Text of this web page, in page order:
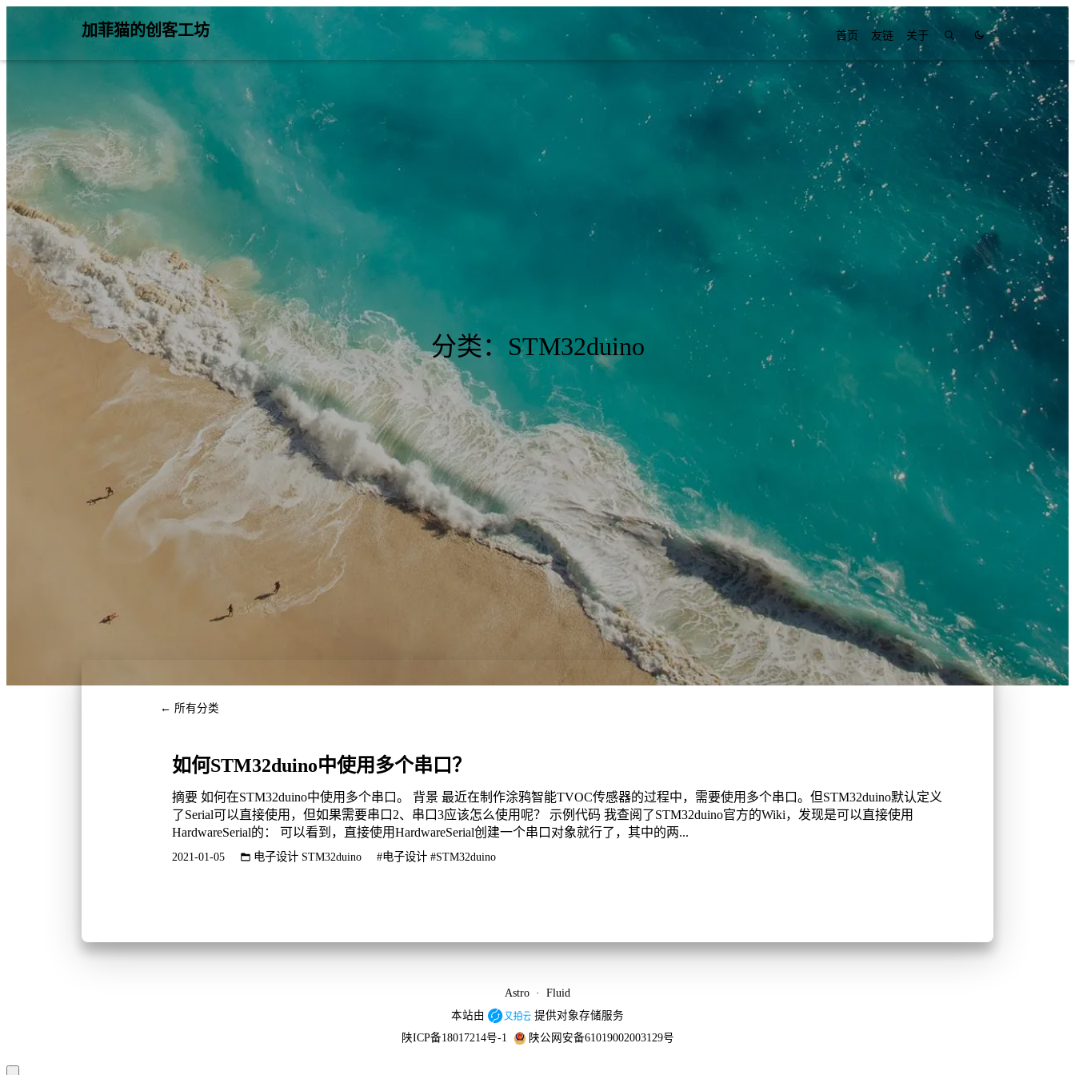
加菲猫的创客工坊 首页 友链 关于
分类：STM32duino
← 所有分类
如何STM32duino中使用多个串口？
摘要 如何在STM32duino中使用多个串口。 背景 最近在制作涂鸦智能TVOC传感器的过程中，需要使用多个串口。但STM32duino默认定义
了Serial可以直接使用，但如果需要串口2、串口3应该怎么使用呢？ 示例代码 我查阅了STM32duino官方的Wiki，发现是可以直接使用
HardwareSerial的： 可以看到，直接使用HardwareSerial创建一个串口对象就行了，其中的两...
2021-01-05 电子设计 STM32duino #电子设计 #STM32duino
Astro · Fluid
本站由
提供对象存储服务
陕ICP备18017214号-1
陕公网安备61019002003129号